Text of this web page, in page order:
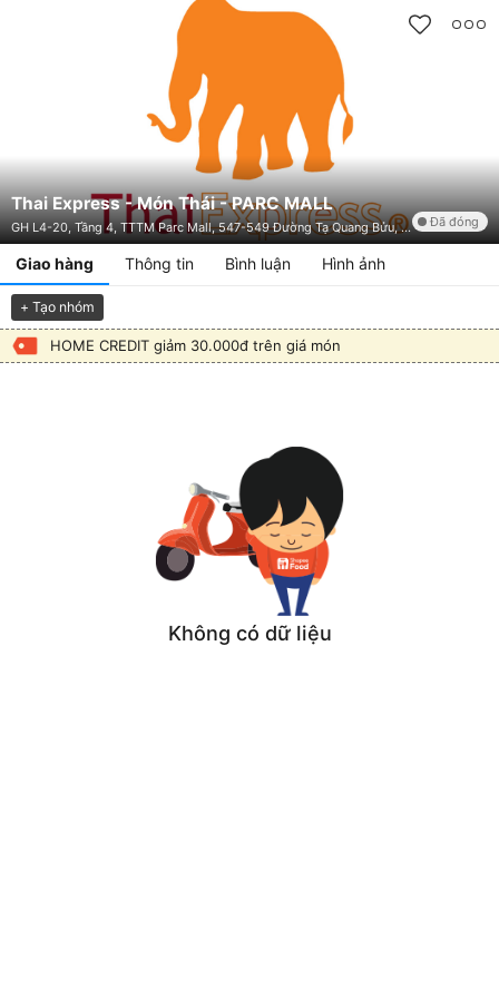
Thai Express - Món Thái - PARC MALL
GH L4-20, Tầng 4, TTTM Parc Mall, 547-549 Đường Tạ Quang Bửu, P. 4, Quận 8, TP. HCM Đã đóng
Giao hàng Thông tin Bình luận Hình ảnh
+ Tạo nhóm
HOME CREDIT giảm 30.000đ trên giá món
Không có dữ liệu